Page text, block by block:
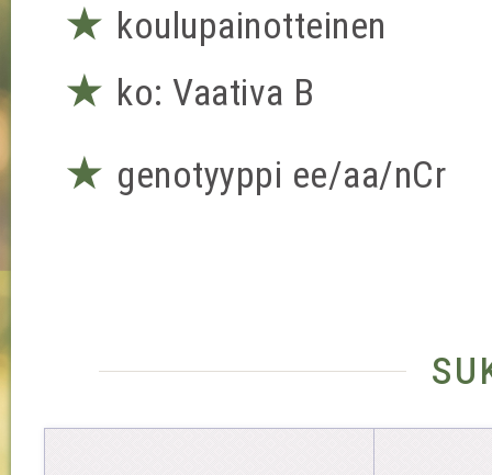
★ koulupainotteinen
★ ko: Vaativa B
★ genotyyppi ee/aa/nCr